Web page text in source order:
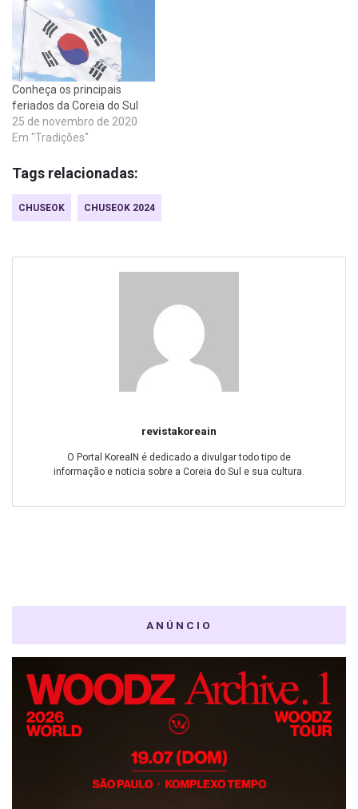
Conheça os principais
feriados da Coreia do Sul
25 de novembro de 2020
Em "Tradições"
Tags relacionadas:
CHUSEOK CHUSEOK 2024
revistakoreain
O Portal KoreaIN é dedicado a divulgar todo tipo de
informação e noticia sobre a Coreia do Sul e sua cultura.
ANÚNCIO